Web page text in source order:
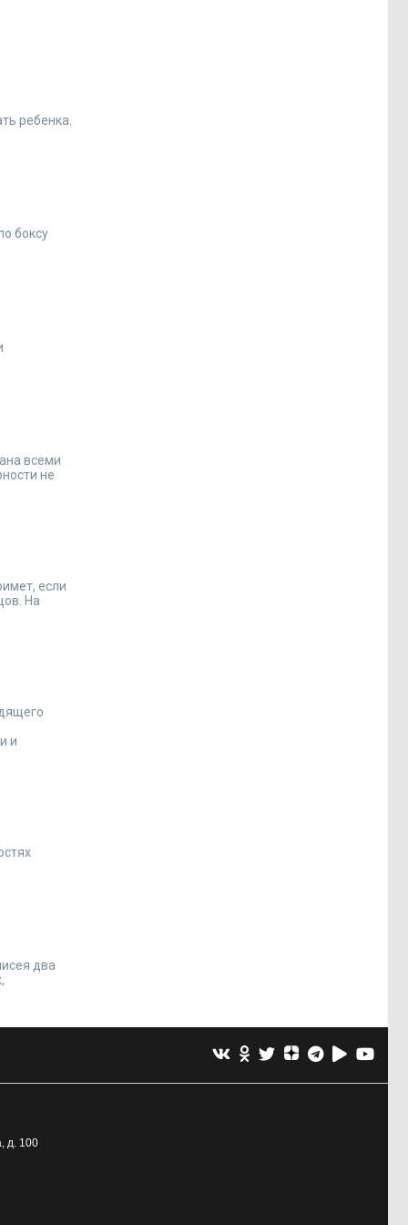
ребенка.
боксу
всеми
не
если
На
и
два
д. 100